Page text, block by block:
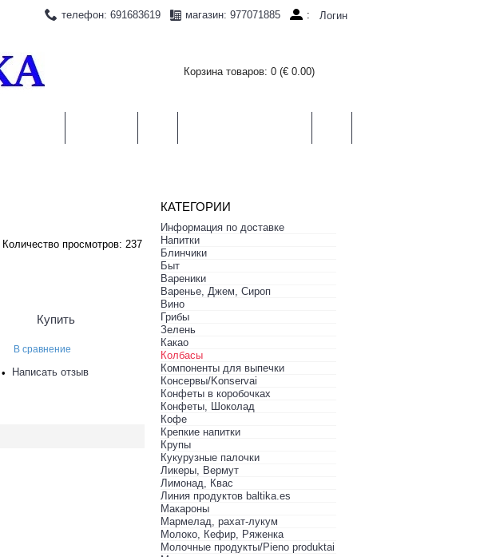
телефон: 691683619 магазин: 977071885 : Логин
Корзина товаров: 0 (€ 0.00)
КАТЕГОРИИ
Информация по доставке
Hапитки
Блинчики
Быт
Вареники
Варенье, Джем, Сироп
Вино
Грибы
Зелень
Какао
Колбасы
Компоненты для выпечки
Консервы/Konservai
Конфеты в кoробочках
Конфеты, Шоколад
Кофе
Крепкие напитки
Крупы
Кукурузные палочки
Ликеры, Вермут
Лимонад, Квас
Линия продуктов baltika.es
Макароны
Мармелад, рахат-лукум
Молоко, Кефир, Ряженка
Молочные продукты/Pieno produktai
Количество просмотров: 237
Купить
В сравнение
• Написать отзыв